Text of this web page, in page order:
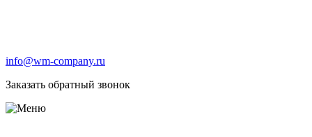
info@wm-company.ru
Заказать обратный звонок